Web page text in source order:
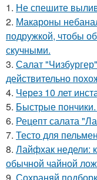
1. Не спешите
2. Макароны
подружкой, чтобы
скучными.
3. Салат
действительно
4. Через 10 лет
5. Быстрые
6. Рецепт салата
7. Тесто для
8. Лайфхак недели:
обычной чайной